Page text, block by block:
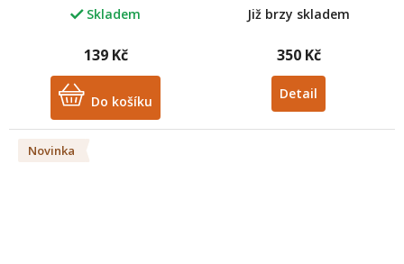
Skladem
139 Kč
Do košíku
Již brzy skladem
350 Kč
Detail
Novinka